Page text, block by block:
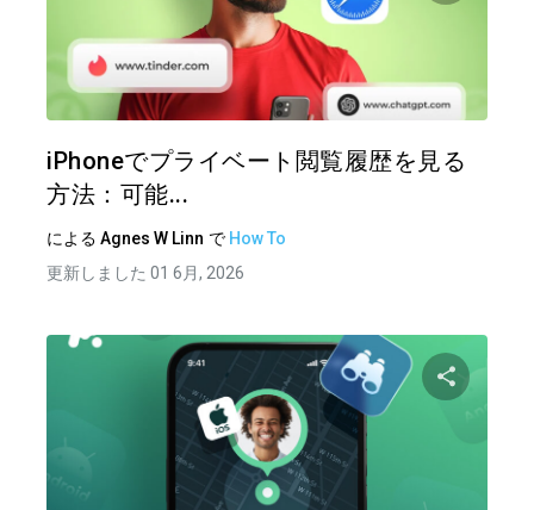
iPhoneでプライベート閲覧履歴を見る
方法：可能...
による Agnes W Linn で How To
更新しました 01 6月, 2026